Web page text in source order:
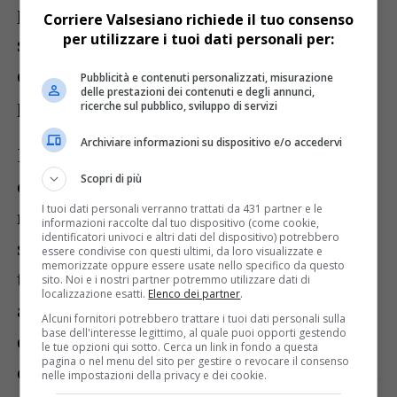
piemontese di un sistema di difesa
strutturato ho infatti voluto accorpare in
questi bandi anche le risorse in origine
previste per il 2026».
I ventilatori sono impianti a motore diesel
o elettrico che, collocati in campo,
rimescolano gli strati d’aria calda e fredda
scongiurando i fenomeni di inversione
termica che provocano le brinate. Le stufe
a combustione hanno invece la funzione
di riscaldare l’aria per impedire le gelate. Il
contributo della Regione copre il 50% della
Corriere Valsesiano richiede il tuo consenso
per utilizzare i tuoi dati personali per:
Pubblicità e contenuti personalizzati, misurazione
delle prestazioni dei contenuti e degli annunci,
ricerche sul pubblico, sviluppo di servizi
Archiviare informazioni su dispositivo e/o accedervi
Scopri di più
I tuoi dati personali verranno trattati da 431 partner e le
informazioni raccolte dal tuo dispositivo (come cookie,
identificatori univoci e altri dati del dispositivo) potrebbero
essere condivise con questi ultimi, da loro visualizzate e
memorizzate oppure essere usate nello specifico da questo
sito. Noi e i nostri partner potremmo utilizzare dati di
localizzazione esatti. Elenco dei partner.
Alcuni fornitori potrebbero trattare i tuoi dati personali sulla
base dell'interesse legittimo, al quale puoi opporti gestendo
le tue opzioni qui sotto. Cerca un link in fondo a questa
pagina o nel menu del sito per gestire o revocare il consenso
nelle impostazioni della privacy e dei cookie.